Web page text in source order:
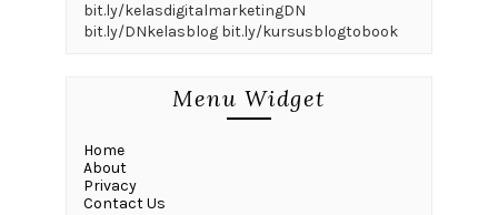
bit.ly/kelasdigitalmarketingDN
bit.ly/DNkelasblog bit.ly/kursusblogtobook
Menu Widget
Home
About
Privacy
Contact Us